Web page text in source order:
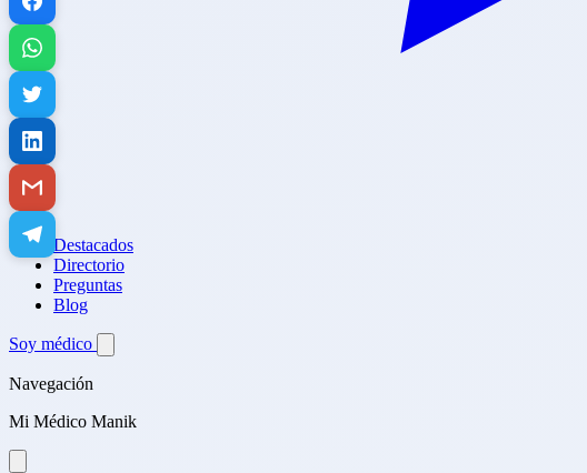
Destacados
Directorio
Preguntas
Blog
Soy médico
Navegación
Mi Médico Manik